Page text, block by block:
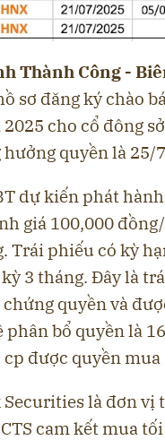
Thành Công -
sơ đăng ký chào
cho cổ đông
quyền là 25/
dự kiến phát
giá 100,000
Trái phiếu có kỳ
3 tháng. Đây là
quyền và
phân bổ quyền là
được quyền
là đơn vị
cam kết mua